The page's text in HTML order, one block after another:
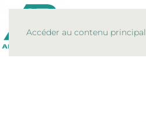
Accéder au contenu principal